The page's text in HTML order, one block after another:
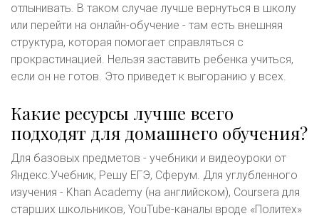
отлынивать. В таком случае лучше вернуться в школу
или перейти на онлайн-обучение - там есть внешняя
структура, которая помогает справляться с
прокрастинацией. Нельзя заставить ребенка учиться,
если он не готов. Это приведет к выгоранию у всех.
Какие ресурсы лучше всего
подходят для домашнего обучения?
Для базовых предметов - учебники и видеоуроки от
Яндекс.Учебник, Решу ЕГЭ, Сферум. Для углубленного
изучения - Khan Academy (на английском), Coursera для
старших школьников, YouTube-каналы вроде «Политех»